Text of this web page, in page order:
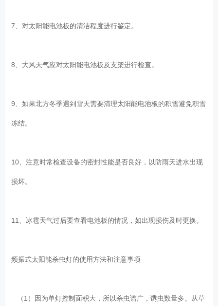
7、对太阳能电池板的清洁程度进行鉴定。
8、大风天气应对太阳能电池板及支架进行检查。
9、如果北方冬季遇到雪天需要清理太阳能电池板的积雪避免积雪
冻结。
10、注意时常检查设备的密封性能是否良好，以防雨天进水出现
损坏。
11、冰雹天气过后要查看电池板的情况，如出现损伤及时更换。
频振式太阳能杀虫灯的使用方法和注意事项
（1）因为单灯控制面积大，所以杀虫谱广，诱虫数量多。从草